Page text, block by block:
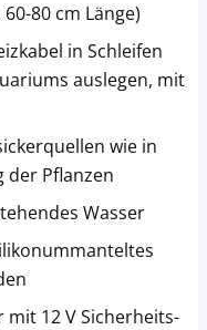
80 cm Länge)
in Schleifen
auslegen, mit
wie in
der Pflanzen
Wasser
12 V Sicherheits-